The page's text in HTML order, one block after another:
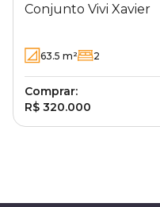
Conjunto Vivi Xavier
63.5 m² 2
Comprar:
R$ 320.000